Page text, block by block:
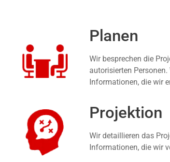
Planen
Wir besprechen die
autorisierten
Informationen, die wir
Projektion
Wir detaillieren das
Informationen, die wir